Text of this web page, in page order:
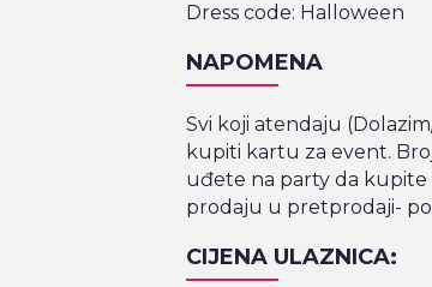
Dress code: Halloween
NAPOMENA
Svi koji atendaju
kupiti kartu za event.
uđete na party da
prodaju u pretprodaji-
CIJENA ULAZNICA: